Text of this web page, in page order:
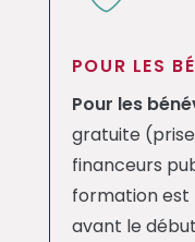
POUR LES
Pour les
gratuite
financeurs
formation est
avant le